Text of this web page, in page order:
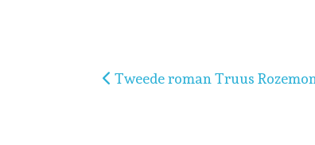
Vorig artikel: Tweede roman
Tweede roman Truus